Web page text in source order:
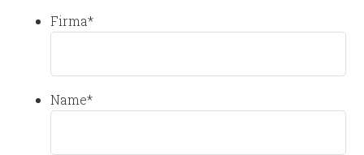
Firma*
Name*